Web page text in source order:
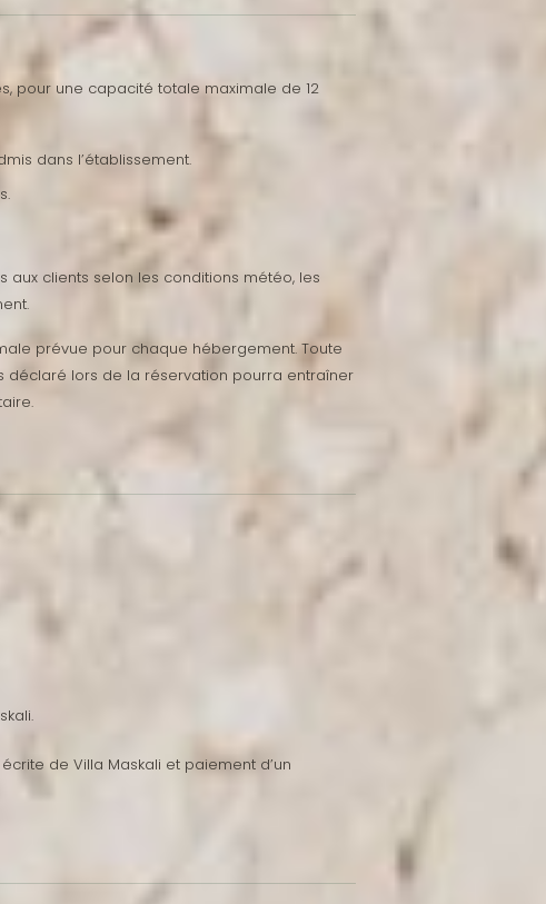
pour une capacité totale maximale de 12
dans l’établissement.
clients selon les conditions météo, les
prévue pour chaque hébergement. Toute
lors de la réservation pourra entraîner
de Villa Maskali et paiement d’un